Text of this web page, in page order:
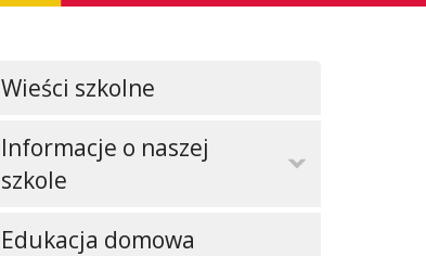
Wieści szkolne
Informacje o naszej
szkole
Edukacja domowa